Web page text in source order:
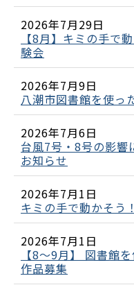
2026年7月29日
【8月】キミの手で
験会
2026年7月9日
八潮市図書館を使っ
2026年7月6日
台風7号・8号の影響
お知らせ
2026年7月1日
キミの手で動かそう
2026年7月1日
【8～9月】 図書館
作品募集